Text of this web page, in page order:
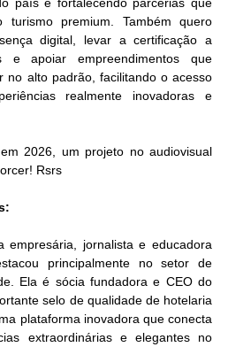
premium. Também quero
digital, levar a certificação a
e apoiar empreendimentos que
no alto padrão, facilitando o acesso
realmente inovadoras e
2026, um projeto no audiovisual
Rsrs
empresária, jornalista e educadora
principalmente no setor de
Ela é sócia fundadora e CEO do
selo de qualidade de hotelaria
plataforma inovadora que conecta
extraordinárias e elegantes no